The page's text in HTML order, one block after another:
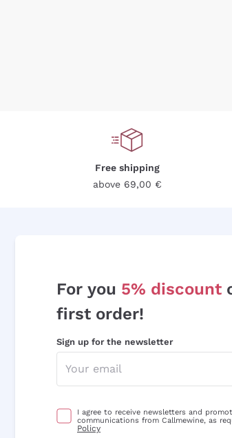
Free shipping
above 69,00 €
For you 5% discount
first order!
Sign up for the newsletter
I agree to receive newsletters and
communications from Callmewine, as
Policy